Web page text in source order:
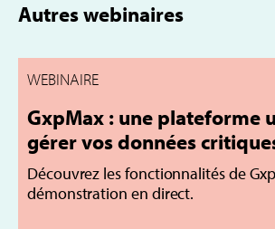
Autres webinaires
WEBINAIRE
GxpMax : une plateforme
gérer vos données
Découvrez les fonctionnalités de
démonstration en direct.